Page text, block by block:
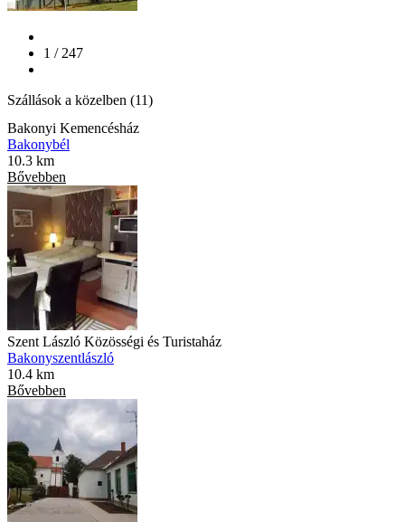
1 / 247
Szállások a közelben (11)
Bakonyi Kemencésház
Bakonybél
10.3 km
Bővebben
Szent László Közösségi és Turistaház
Bakonyszentlászló
10.4 km
Bővebben